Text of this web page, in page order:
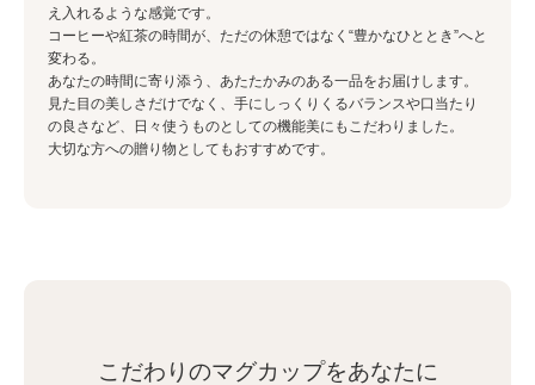
え入れるような感覚です。
コーヒーや紅茶の時間が、ただの休憩ではなく“豊かなひととき”へと
変わる。
あなたの時間に寄り添う、あたたかみのある一品をお届けします。
見た目の美しさだけでなく、手にしっくりくるバランスや口当たり
の良さなど、日々使うものとしての機能美にもこだわりました。
大切な方への贈り物としてもおすすめです。
こだわりのマグカップをあなたに